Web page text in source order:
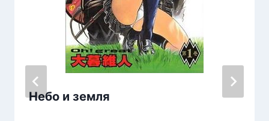
Небо и земля